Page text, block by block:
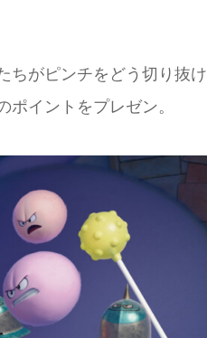
ちがピンチをどう切り抜け
イントをプレゼン。